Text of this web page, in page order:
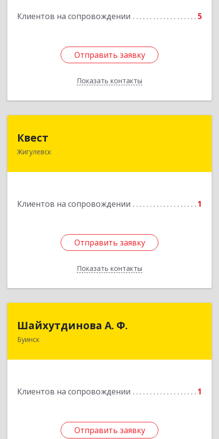
Клиентов на сопровождении 5
Отправить заявку
Показать контакты
Отправить заявку
Назад
Квест
Жигулевск
Клиентов на сопровождении 1
Отправить заявку
Показать контакты
445350, Самарская обл., Жигулевск, ул.Пушкина,
Отправить заявку
Назад
Шайхутдинова А. Ф.
Буинск
Клиентов на сопровождении 1
Отправить заявку
Отправить заявку